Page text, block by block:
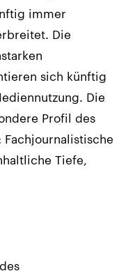
immer
Die
sich künftig
Die
Profil des
Fachjournalistische
Tiefe,